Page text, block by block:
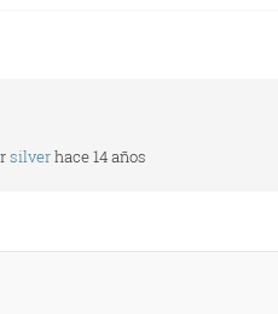
silverhace 14 años